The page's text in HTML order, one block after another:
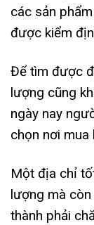
các sản
được kiểm
Để tìm được
lượng cũng
ngày nay
chọn nơi mua
Một địa chỉ
lượng mà
thành phải